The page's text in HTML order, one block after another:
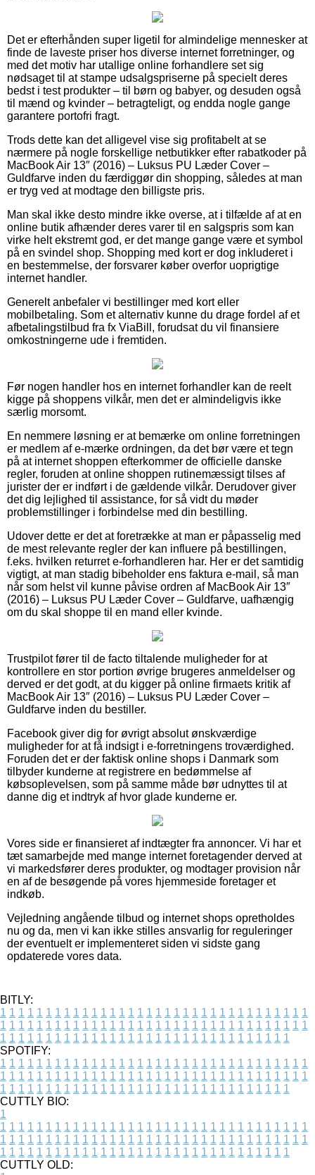
Det er efterhånden super ligetil for almindelige mennesker at
finde de laveste priser hos diverse internet forretninger, og
med det motiv har utallige online forhandlere set sig
nødsaget til at stampe udsalgspriserne på specielt deres
bedst i test produkter – til børn og babyer, og desuden også
til mænd og kvinder – betragteligt, og endda nogle gange
garantere portofri fragt.
Trods dette kan det alligevel vise sig profitabelt at se
nærmere på nogle forskellige netbutikker efter rabatkoder på
MacBook Air 13″ (2016) – Luksus PU Læder Cover –
Guldfarve inden du færdiggør din shopping, således at man
er tryg ved at modtage den billigste pris.
Man skal ikke desto mindre ikke overse, at i tilfælde af at en
online butik afhænder deres varer til en salgspris som kan
virke helt ekstremt god, er det mange gange være et symbol
på en svindel shop. Shopping med kort er dog inkluderet i
en bestemmelse, der forsvarer køber overfor uoprigtige
internet handler.
Generelt anbefaler vi bestillinger med kort eller
mobilbetaling. Som et alternativ kunne du drage fordel af et
afbetalingstilbud fra fx ViaBill, forudsat du vil finansiere
omkostningerne ude i fremtiden.
Før nogen handler hos en internet forhandler kan de reelt
kigge på shoppens vilkår, men det er almindeligvis ikke
særlig morsomt.
En nemmere løsning er at bemærke om online forretningen
er medlem af e-mærke ordningen, da det bør være et tegn
på at internet shoppen efterkommer de officielle danske
regler, foruden at online shoppen rutinemæssigt tilses af
jurister der er indført i de gældende vilkår. Derudover giver
det dig lejlighed til assistance, for så vidt du møder
problemstillinger i forbindelse med din bestilling.
Udover dette er det at foretrække at man er påpasselig med
de mest relevante regler der kan influere på bestillingen,
f.eks. hvilken returret e-forhandleren har. Her er det samtidig
vigtigt, at man stadig bibeholder ens faktura e-mail, så man
når som helst vil kunne påvise ordren af MacBook Air 13″
(2016) – Luksus PU Læder Cover – Guldfarve, uafhængig
om du skal shoppe til en mand eller kvinde.
Trustpilot fører til de facto tiltalende muligheder for at
kontrollere en stor portion øvrige brugeres anmeldelser og
derved er det godt, at du kigger på online firmaets kritik af
MacBook Air 13″ (2016) – Luksus PU Læder Cover –
Guldfarve inden du bestiller.
Facebook giver dig for øvrigt absolut ønskværdige
muligheder for at få indsigt i e-forretningens troværdighed.
Foruden det er der faktisk online shops i Danmark som
tilbyder kunderne at registrere en bedømmelse af
købsoplevelsen, som på samme måde bør udnyttes til at
danne dig et indtryk af hvor glade kunderne er.
Vores side er finansieret af indtægter fra annoncer. Vi har et
tæt samarbejde med mange internet foretagender derved at
vi markedsfører deres produkter, og modtager provision når
en af de besøgende på vores hjemmeside foretager et
indkøb.
Vejledning angående tilbud og internet shops opretholdes
nu og da, men vi kan ikke stilles ansvarlig for reguleringer
der eventuelt er implementeret siden vi sidste gang
opdaterede vores data.
BITLY:
1 1 1 1 1 1 1 1 1 1 1 1 1 1 1 1 1 1 1 1 1 1 1 1 1 1 1 1 1 1 1 1 1 1
1 1 1 1 1 1 1 1 1 1 1 1 1 1 1 1 1 1 1 1 1 1 1 1 1 1 1 1 1 1 1 1 1 1
1 1 1 1 1 1 1 1 1 1 1 1 1 1 1 1 1 1 1 1 1 1 1 1 1 1 1 1 1 1 1 1
SPOTIFY:
1 1 1 1 1 1 1 1 1 1 1 1 1 1 1 1 1 1 1 1 1 1 1 1 1 1 1 1 1 1 1 1 1 1
1 1 1 1 1 1 1 1 1 1 1 1 1 1 1 1 1 1 1 1 1 1 1 1 1 1 1 1 1 1 1 1 1 1
1 1 1 1 1 1 1 1 1 1 1 1 1 1 1 1 1 1 1 1 1 1 1 1 1 1 1 1 1 1 1 1
CUTTLY BIO:
1
1 1 1 1 1 1 1 1 1 1 1 1 1 1 1 1 1 1 1 1 1 1 1 1 1 1 1 1 1 1 1 1 1 1
1 1 1 1 1 1 1 1 1 1 1 1 1 1 1 1 1 1 1 1 1 1 1 1 1 1 1 1 1 1 1 1 1 1
1 1 1 1 1 1 1 1 1 1 1 1 1 1 1 1 1 1 1 1 1 1 1 1 1 1 1 1 1 1 1 1
CUTTLY OLD: